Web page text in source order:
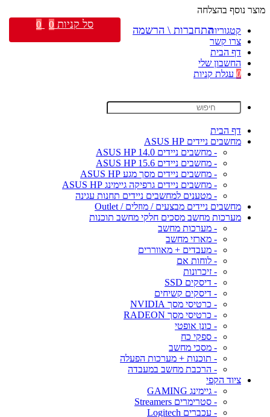
מוצר נוסף בהצלחה
קטגוריות
צרו קשר
דף הבית
החשבון שלי
0 עגלת קניות
דף הבית
מחשבים ניידים ASUS HP
- מחשבים ניידים ASUS HP 14.0
- מחשבים ניידים ASUS HP 15.6
- מחשבים ניידים מסך מגע ASUS HP
- מחשבים ניידים גרפיקה גיימינג ASUS HP
- מטענים למחשבים ניידים תחנות עגינה
מחשבים ניידים מבצעים / מוזלים / Outlet
מערכות מחשב מסכים חלקי מחשב תוכנות
- מערכות מחשב
- מארזי מחשב
- מעבדים + מאווררים
- לוחות אם
- זיכרונות
- דיסקים SSD
- דיסקים קשיחים
- כרטיסי מסך NVIDIA
- כרטיסי מסך RADEON
- כונן אופטי
- ספקי כח
- מסכי מחשב
- תוכנות + מערכות הפעלה
- הרכבת מחשב במעבדה
ציוד הקפי
- גיימינג GAMING
- סטרימרים Streamers
- עכברים Logitech
התחברות \ הרשמה סל קניות 0
0